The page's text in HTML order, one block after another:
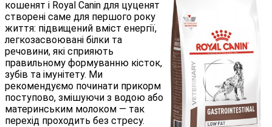
кошенят і Royal Canin для цуценят
створені саме для першого року
життя: підвищений вміст енергії,
легкозасвоювані білки та
речовини, які сприяють
правильному формуванню кісток,
зубів та імунітету. Ми
рекомендуємо починати прикорм
поступово, змішуючи з водою або
материнським молоком — так
перехід проходить без стресу.